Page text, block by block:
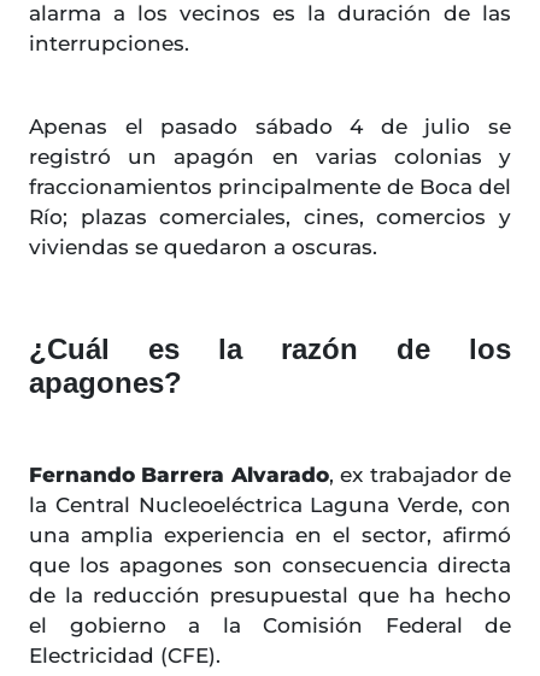
alarma a los vecinos es la duración de las
interrupciones.
Apenas el pasado sábado 4 de julio se
registró un apagón en varias colonias y
fraccionamientos principalmente de Boca del
Río; plazas comerciales, cines, comercios y
viviendas se quedaron a oscuras.
¿Cuál es la razón de los
apagones?
Fernando Barrera Alvarado, ex trabajador de
la Central Nucleoeléctrica Laguna Verde, con
una amplia experiencia en el sector, afirmó
que los apagones son consecuencia directa
de la reducción presupuestal que ha hecho
el gobierno a la Comisión Federal de
Electricidad (CFE).